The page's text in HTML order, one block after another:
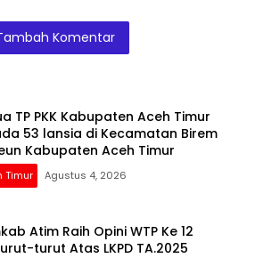
Terima Layanan
Komentar
TP PKK Kabupaten Aceh Timur
53 lansia di Kecamatan Birem
Kabupaten Aceh Timur
Timur Agustus 4, 2026
Atim Raih Opini WTP Ke 12
turut Atas LKPD TA.2025